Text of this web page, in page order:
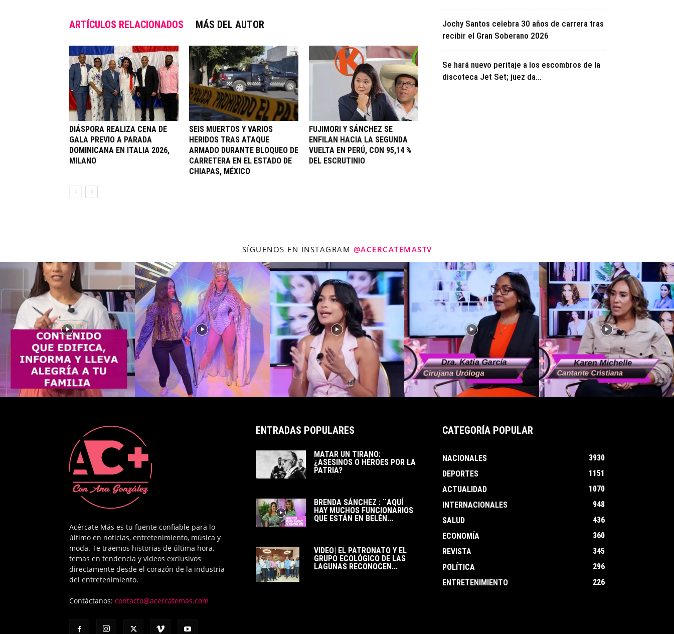
ARTÍCULOS RELACIONADOS MÁS DEL AUTOR
DIÁSPORA REALIZA CENA DE
GALA PREVIO A PARADA
DOMINICANA EN ITALIA 2026,
MILANO
SEIS MUERTOS Y VARIOS
HERIDOS TRAS ATAQUE
ARMADO DURANTE BLOQUEO DE
CARRETERA EN EL ESTADO DE
CHIAPAS, MÉXICO
FUJIMORI Y SÁNCHEZ SE
ENFILAN HACIA LA SEGUNDA
VUELTA EN PERÚ, CON 95,14 %
DEL ESCRUTINIO
Jochy Santos celebra 30 años de carrera tras
recibir el Gran Soberano 2026
Se hará nuevo peritaje a los escombros de la
discoteca Jet Set; juez da...
SÍGUENOS EN INSTAGRAM @ACERCATEMASTV
Acércate Más es tu fuente confiable para lo
último en noticias, entretenimiento, música y
moda. Te traemos historias de última hora,
temas en tendencia y videos exclusivos
directamente desde el corazón de la industria
del entretenimiento.
Contáctanos: contacto@acercatemas.com
ENTRADAS POPULARES
MATAR UN TIRANO:
¿ASESINOS O HÉROES POR LA
PATRIA?
BRENDA SÁNCHEZ : ¨AQUÍ
HAY MUCHOS FUNCIONARIOS
QUE ESTÁN EN BELÉN...
VIDEO| EL PATRONATO Y EL
GRUPO ECOLÓGICO DE LAS
LAGUNAS RECONOCEN...
CATEGORÍA POPULAR
NACIONALES
3930
DEPORTES
1151
ACTUALIDAD
1070
INTERNACIONALES
948
SALUD
436
ECONOMÍA
360
REVISTA
345
POLÍTICA
296
ENTRETENIMIENTO
226